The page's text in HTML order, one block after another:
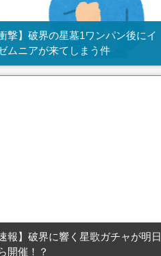
衝撃】破界の星墓1ワンパン後にイ
ムニアが来てしまう件
速報】破界に響く星歌ガチャが明日
開催！？